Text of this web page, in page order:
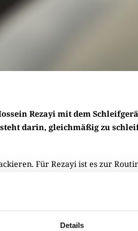
Details
Rezayi mit dem
darin, gleichmäßig zu
Für Rezayi ist es zur
etwas Künstlerisches. Das